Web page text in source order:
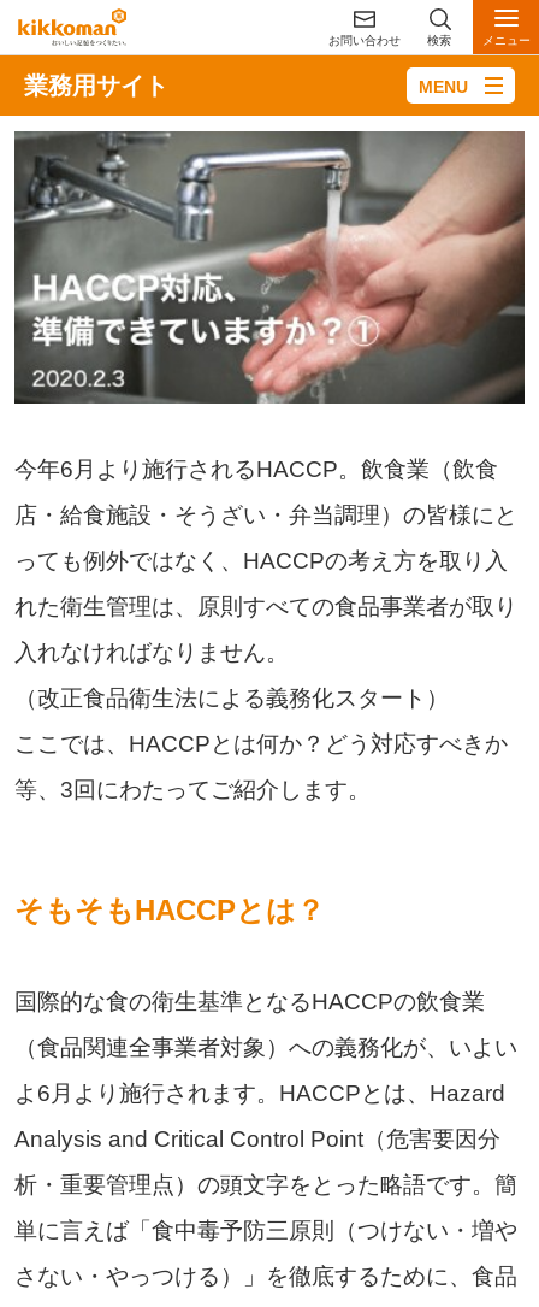
お問い合わせ 検索 メニュー
業務用サイト
今年6月より施行されるHACCP。飲食業（飲食
店・給食施設・そうざい・弁当調理）の皆様にと
っても例外ではなく、HACCPの考え方を取り入
れた衛生管理は、原則すべての食品事業者が取り
入れなければなりません。
（改正食品衛生法による義務化スタート）
ここでは、HACCPとは何か？どう対応すべきか
等、3回にわたってご紹介します。
そもそもHACCPとは？
国際的な食の衛生基準となるHACCPの飲食業
（食品関連全事業者対象）への義務化が、いよい
よ6月より施行されます。HACCPとは、Hazard
Analysis and Critical Control Point（危害要因分
析・重要管理点）の頭文字をとった略語です。簡
単に言えば「食中毒予防三原則（つけない・増や
さない・やっつける）」を徹底するために、食品